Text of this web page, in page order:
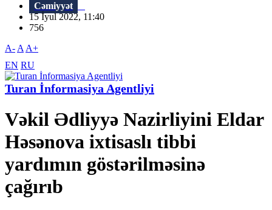
Cəmiyyət
15 İyul 2022, 11:40
756
A- A A+
EN RU
Turan İnformasiya Agentliyi
Vəkil Ədliyyə Nazirliyini Eldar
Həsənova ixtisaslı tibbi
yardımın göstərilməsinə
çağırıb